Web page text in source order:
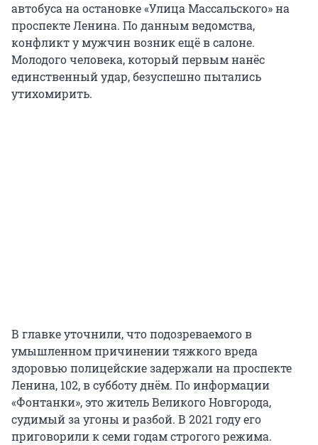
автобуса на остановке «Улица Массальского» на
проспекте Ленина. По данным ведомства,
конфликт у мужчин возник ещё в салоне.
Молодого человека, который первым нанёс
единственный удар, безуспешно пытались
утихомирить.
В главке уточнили, что подозреваемого в
умышленном причинении тяжкого вреда
здоровью полицейские задержали на проспекте
Ленина, 102, в субботу днём. По информации
«Фонтанки», это житель Великого Новгорода,
судимый за угоны и разбой. В 2021 году его
приговорили к семи годам строгого режима.